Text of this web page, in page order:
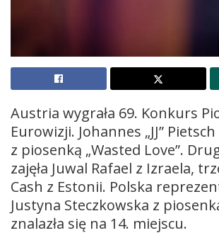
Austria wygrała 69. Konkurs
Eurowizji. Johannes „JJ” Pietsch
z piosenką „Wasted Love”.
zajęła Juwal Rafael z Izraela,
Cash z Estonii. Polska
Justyna Steczkowska z
znalazła się na 14. miejscu.